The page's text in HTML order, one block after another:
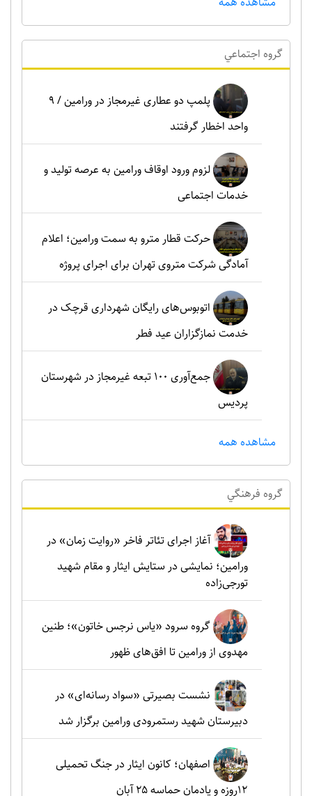
گروه اجتماعي
پلمپ دو عطاری غیرمجاز در ورامین / ۹
واحد اخطار گرفتند
لزوم ورود اوقاف ورامین به عرصه تولید و
خدمات اجتماعی
حرکت قطار مترو به سمت ورامین؛ اعلام
آمادگی شرکت متروی تهران برای اجرای پروژه
اتوبوس‌های رایگان شهرداری قرچک در
خدمت نمازگزاران عید فطر
جمع‌آوری ۱۰۰ تبعه غیرمجاز در شهرستان
پردیس
مشاهده همه
گروه فرهنگي
آغاز اجرای تئاتر فاخر «روایت زمان» در
ورامین؛ نمایشی در ستایش ایثار و مقام شهید
تورجی‌زاده
گروه سرود «یاس نرجس خاتون»؛ طنین
مهدوی از ورامین تا افق‌های ظهور
نشست بصیرتی «سواد رسانه‌ای» در
دبیرستان شهید رستمرودی ورامین برگزار شد
اصفهان؛ کانون ایثار در جنگ تحمیلی
۱۲روزه و یادمان حماسه ۲۵ آبان